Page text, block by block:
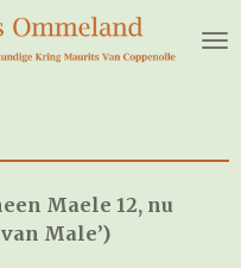
Maele 12, nu
Male’)